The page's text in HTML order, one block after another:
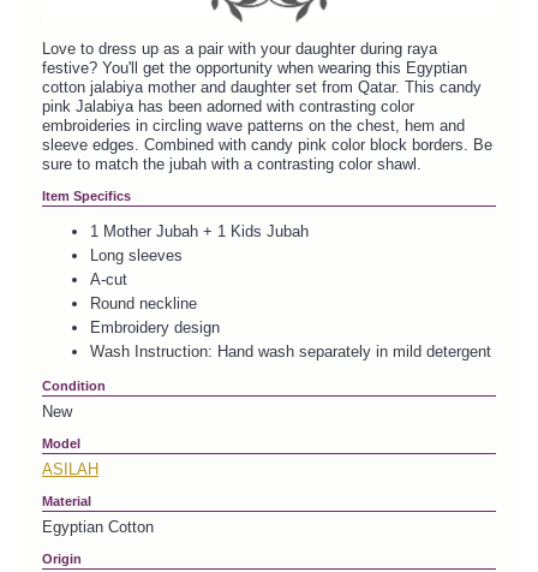
Love to dress up as a pair with your daughter during raya
festive? You'll get the opportunity when wearing this Egyptian
cotton jalabiya mother and daughter set from Qatar. This candy
pink Jalabiya has been adorned with contrasting color
embroideries in circling wave patterns on the chest, hem and
sleeve edges. Combined with candy pink color block borders. Be
sure to match the jubah with a contrasting color shawl.
Item Specifics
1 Mother Jubah + 1 Kids Jubah
Long sleeves
A-cut
Round neckline
Embroidery design
Wash Instruction: Hand wash separately in mild detergent
Condition
New
Model
ASILAH
Material
Egyptian Cotton
Origin